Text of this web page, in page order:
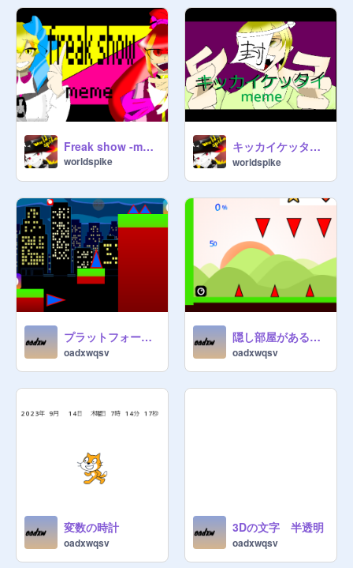
Freak show -meme-
worldspike
キッカイケッタイ -meme animation-
worldspike
プラットフォーマー激ムズ
oadxwqsv
隠し部屋があるプラットフォーマー
oadxwqsv
変数の時計
oadxwqsv
3Dの文字 半透明
oadxwqsv